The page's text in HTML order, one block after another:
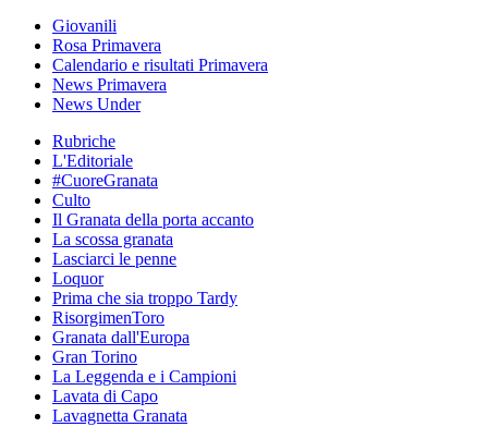
Giovanili
Rosa Primavera
Calendario e risultati Primavera
News Primavera
News Under
Rubriche
L'Editoriale
#CuoreGranata
Culto
Il Granata della porta accanto
La scossa granata
Lasciarci le penne
Loquor
Prima che sia troppo Tardy
RisorgimenToro
Granata dall'Europa
Gran Torino
La Leggenda e i Campioni
Lavata di Capo
Lavagnetta Granata